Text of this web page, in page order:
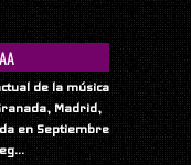
de la música
Madrid,
en Septiembre